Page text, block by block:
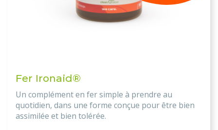
Fer Ironaid®
Un complément en fer simple à prendre au
quotidien, dans une forme conçue pour être bien
assimilée et bien tolérée.